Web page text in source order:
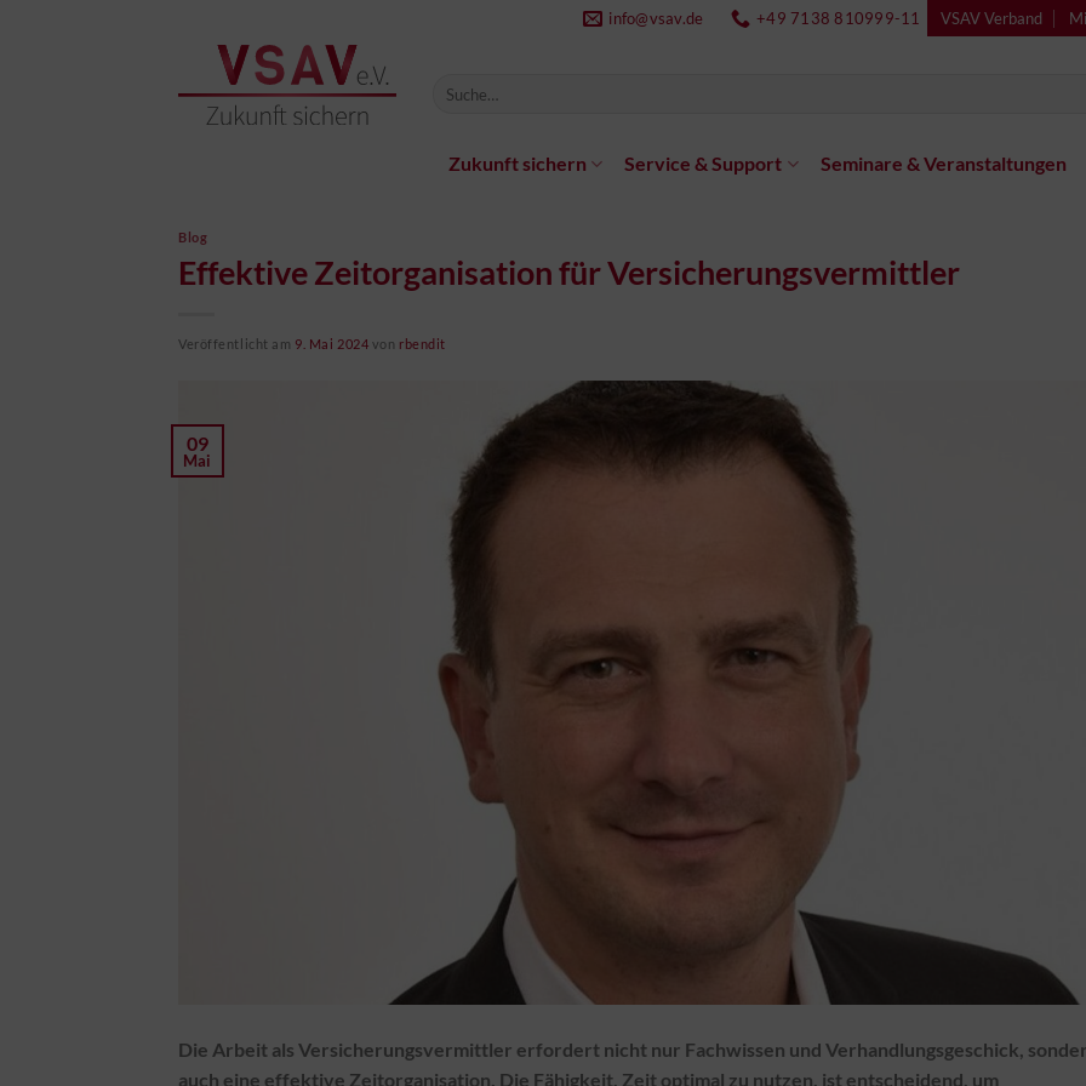
info@vsav.de +49 7138 810999-11 VSAV Verband
Zukunft sichern Service & Support Seminare & Veranstaltungen
Blog
Effektive Zeitorganisation für Versicherungsvermittler
Veröffentlicht am 9. Mai 2024 von rbendit
09
Mai
Die Arbeit als Versicherungsvermittler erfordert nicht nur Fachwissen und Verhandlungsgeschick,
auch eine effektive Zeitorganisation. Die Fähigkeit, Zeit optimal zu nutzen, ist entscheidend, um